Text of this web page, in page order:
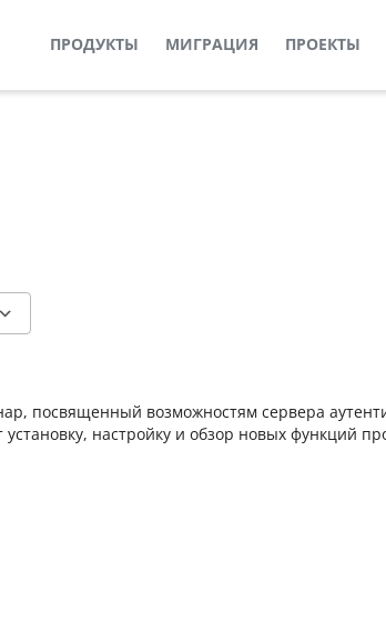
ПРОДУКТЫ МИГРАЦИЯ ПРОЕКТЫ
посвященный возможностям сервера
настройку и обзор новых функций